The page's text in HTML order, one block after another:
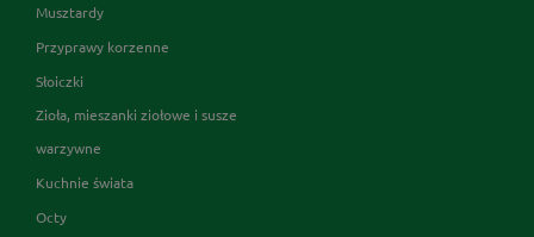
Musztardy
Przyprawy korzenne
Słoiczki
Zioła, mieszanki ziołowe i susze
warzywne
Kuchnie świata
Octy